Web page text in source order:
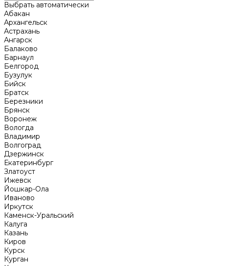
Выбрать автоматически
Абакан
Архангельск
Астрахань
Ангарск
Балаково
Барнаул
Белгород
Бузулук
Бийск
Братск
Березники
Брянск
Воронеж
Вологда
Владимир
Волгоград
Дзержинск
Екатеринбург
Златоуст
Ижевск
Йошкар-Ола
Иваново
Иркутск
Каменск-Уральский
Калуга
Казань
Киров
Курск
Курган